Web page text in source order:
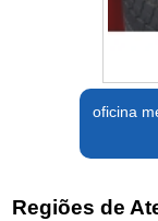
oficina
Regiões de